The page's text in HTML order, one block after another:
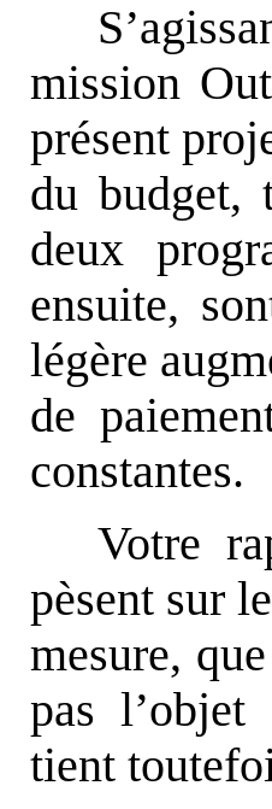
mission
présent
du budget,
deux
ensuite,
légère
de
constantes.
Votre
pèsent sur
mesure,
pas l’objet
tient